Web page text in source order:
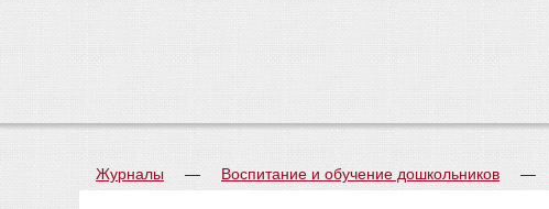
Журналы — Воспитание и обучение дошкольников —